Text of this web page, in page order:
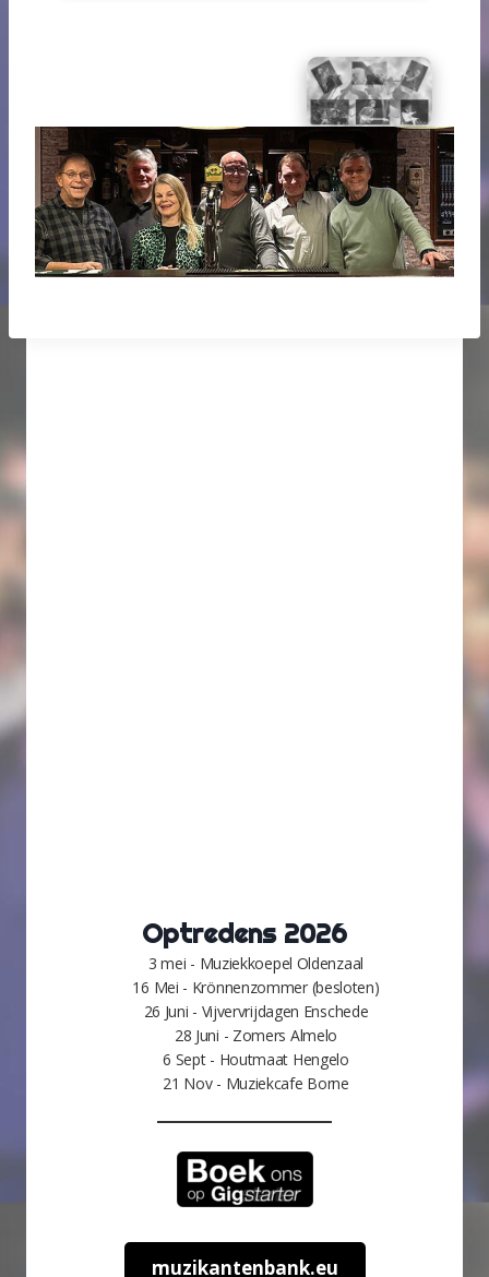
Optredens 2026
3 mei - Muziekkoepel Oldenzaal
16 Mei - Krönnenzommer (besloten)
26 Juni - Vijvervrijdagen Enschede
28 Juni - Zomers Almelo
6 Sept - Houtmaat Hengelo
21 Nov - Muziekcafe Borne
muzikantenbank.eu